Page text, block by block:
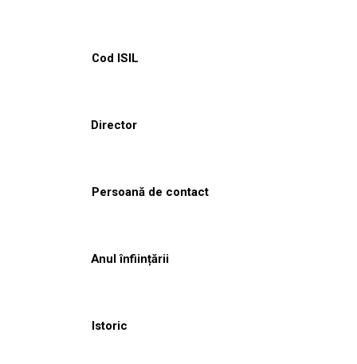
Cod ISIL
Director
Persoană de contact
Anul înființării
Istoric